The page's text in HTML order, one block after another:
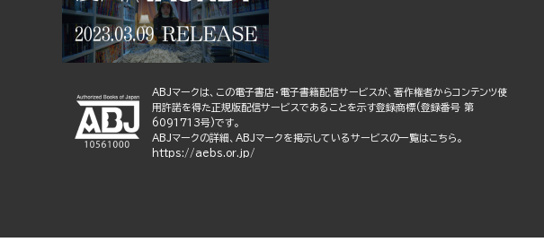
ABJマークは、この電子書店・電子書籍配信サービスが、著作権者からコンテンツ使
用許諾を得た正規版配信サービスであることを示す登録商標(登録番号 第
6091713号)です。
ABJマークの詳細、ABJマークを掲示しているサービスの一覧はこちら。
https://aebs.or.jp/